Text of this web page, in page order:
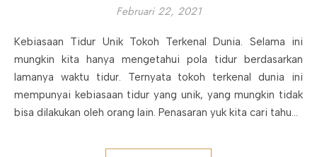
Februari 22, 2021
Kebiasaan Tidur Unik Tokoh Terkenal Dunia. Selama ini
mungkin kita hanya mengetahui pola tidur berdasarkan
lamanya waktu tidur. Ternyata tokoh terkenal dunia ini
mempunyai kebiasaan tidur yang unik, yang mungkin tidak
bisa dilakukan oleh orang lain. Penasaran yuk kita cari tahu…